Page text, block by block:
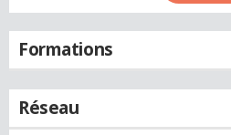
Formations
Réseau